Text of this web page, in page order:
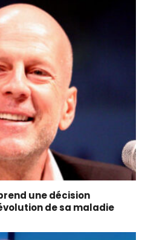
une décision
de sa maladie